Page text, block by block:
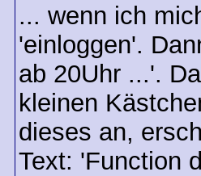
... wenn ich
'einloggen'.
ab 20Uhr ...'.
kleinen
dieses an,
Text: 'Function